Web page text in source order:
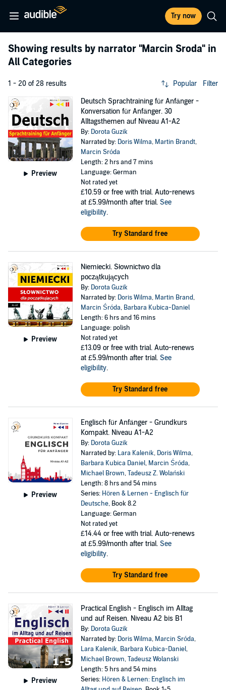
Try now
Showing results by narrator "Marcin Sroda" in
All Categories
1 - 20 of 28 results Popular Filter
Preview
Deutsch Sprachtraining für Anfänger -
Konversation für Anfänger. 30
Alltagsthemen auf Niveau A1-A2
By: Dorota Guzik
Narrated by: Doris Wilma, Martin Brandt,
Marcin Sróda
Length: 2 hrs and 7 mins
Language: German
Not rated yet
£10.59 or free with trial. Auto-renews
at £5.99/month after trial. See
eligibility.
Try Standard free
Preview
Niemiecki. Słownictwo dla
początkujących
By: Dorota Guzik
Narrated by: Doris Wilma, Martin Brand,
Marcin Śróda, Barbara Kubica-Daniel
Length: 6 hrs and 16 mins
Language: polish
Not rated yet
£13.09 or free with trial. Auto-renews
at £5.99/month after trial. See
eligibility.
Try Standard free
Preview
Englisch für Anfänger - Grundkurs
Kompakt. Niveau A1-A2
By: Dorota Guzik
Narrated by: Lara Kalenik, Doris Wilma,
Barbara Kubica Daniel, Marcin Śróda,
Michael Brown,Tadeusz Z. Wolański
Length: 8 hrs and 54 mins
Series: Hören & Lernen - Englisch für
Deutsche, Book 8.2
Language: German
Not rated yet
£14.44 or free with trial. Auto-renews
at £5.99/month after trial. See
eligibility.
Try Standard free
Preview
Practical English - Englisch im Alltag
und auf Reisen. Niveau A2 bis B1
By: Dorota Guzik
Narrated by: Doris Wilma, Marcin Sróda,
Lara Kalenik, Barbara Kubica-Daniel,
Michael Brown,Tadeusz Wolanski
Length: 5 hrs and 54 mins
Series: Hören & Lernen: Englisch im